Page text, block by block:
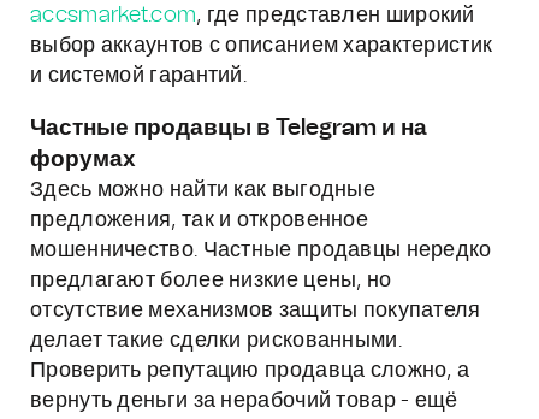
accsmarket.com, где представлен широкий
выбор аккаунтов с описанием характеристик
и системой гарантий.
Частные продавцы в Telegram и на
форумах
Здесь можно найти как выгодные
предложения, так и откровенное
мошенничество. Частные продавцы нередко
предлагают более низкие цены, но
отсутствие механизмов защиты покупателя
делает такие сделки рискованными.
Проверить репутацию продавца сложно, а
вернуть деньги за нерабочий товар - ещё